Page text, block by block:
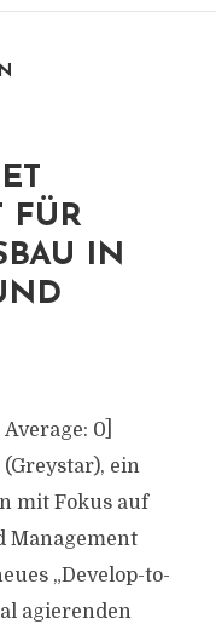
FÜR
IN
0]
ein
mit Fokus auf
Management
„Develop-to-
agierenden